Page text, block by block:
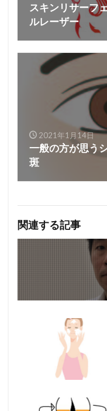
スキンリサーフ
ルレーザー
2021年1月14日
一般の方が思う
斑
関連する記事